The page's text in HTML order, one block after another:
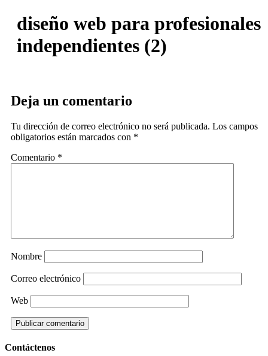
diseño web para profesionales
independientes (2)
Deja un comentario
Tu dirección de correo electrónico no será publicada. Los campos
obligatorios están marcados con *
Comentario *
Nombre
Correo electrónico
Web
Contáctenos